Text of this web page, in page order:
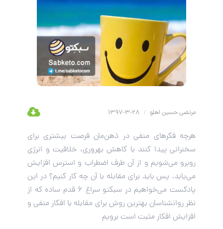
مرتضی حسین اهلو /
هرچه فکرهای منفی در ذهن‌مان فرصت بیشتری برای
سخنرانی پیدا کنند با کاهش بهروری، خلاقیت و انرژی
روبرو می‌شویم و از آن طرف اضطراب و استرس افزایش
می‌یابد. پس باید برای مقابله با آن چه کار کنیم؟ در این
پادکست می‌خواهیم در سبکتو سراغ 6 قدم ساده که از
نظر روانشناسان بهترین روش برای مقابله با افکار منفی و
افزایش افکار مثبت است برویم